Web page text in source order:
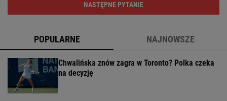
NASTĘPNE PYTANIE
POPULARNE NAJNOWSZE
Chwalińska znów zagra w Toronto? Polka czeka
na decyzję